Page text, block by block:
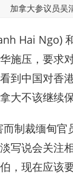
加拿大参议员吴
Hai Ngo)
施压，要求
到中国对香
大不该继续保
制裁缅甸
写说会关注
，现在应该